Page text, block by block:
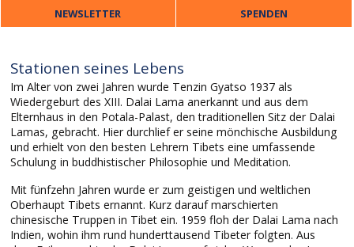
NEWSLETTER SPENDEN
Stationen seines Lebens
Im Alter von zwei Jahren wurde Tenzin Gyatso 1937 als
Wiedergeburt des XIII. Dalai Lama anerkannt und aus dem
Elternhaus in den Potala-Palast, den traditionellen Sitz der Dalai
Lamas, gebracht. Hier durchlief er seine mönchische Ausbildung
und erhielt von den besten Lehrern Tibets eine umfassende
Schulung in buddhistischer Philosophie und Meditation.
Mit fünfzehn Jahren wurde er zum geistigen und weltlichen
Oberhaupt Tibets ernannt. Kurz darauf marschierten
chinesische Truppen in Tibet ein. 1959 floh der Dalai Lama nach
Indien, wohin ihm rund hunderttausend Tibeter folgten. Aus